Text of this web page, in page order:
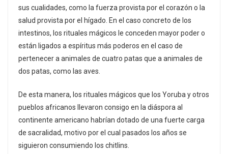
sus cualidades, como la fuerza provista por el corazón o la
salud provista por el hígado. En el caso concreto de los
intestinos, los rituales mágicos le conceden mayor poder o
están ligados a espíritus más poderos en el caso de
pertenecer a animales de cuatro patas que a animales de
dos patas, como las aves.
De esta manera, los rituales mágicos que los Yoruba y otros
pueblos africanos llevaron consigo en la diáspora al
continente americano habrían dotado de una fuerte carga
de sacralidad, motivo por el cual pasados los años se
siguieron consumiendo los chitlins.